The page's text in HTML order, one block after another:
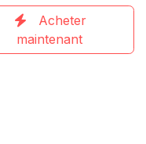
Acheter
maintenant